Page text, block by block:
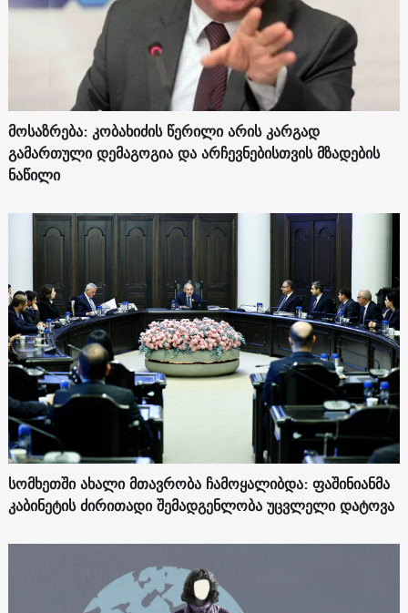
მოსაზრება: კობახიძის წერილი არის კარგად
გამართული დემაგოგია და არჩევნებისთვის მზადების
ნაწილი
სომხეთში ახალი მთავრობა ჩამოყალიბდა: ფაშინიანმა
კაბინეტის ძირითადი შემადგენლობა უცვლელი დატოვა